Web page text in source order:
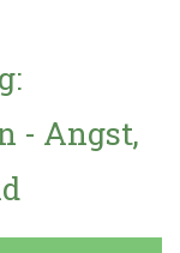
- Angst,